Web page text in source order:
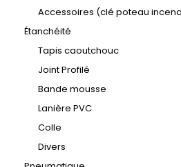
Accessoires (clé poteau
Étanchéité
Tapis caoutchouc
Joint Profilé
Bande mousse
Lanière PVC
Colle
Divers